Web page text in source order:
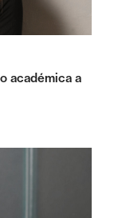
académica a